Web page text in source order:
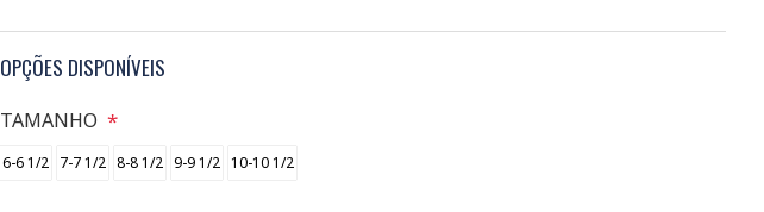
OPÇÕES DISPONÍVEIS
TAMANHO
6-6 1/2 7-7 1/2 8-8 1/2 9-9 1/2 10-10 1/2